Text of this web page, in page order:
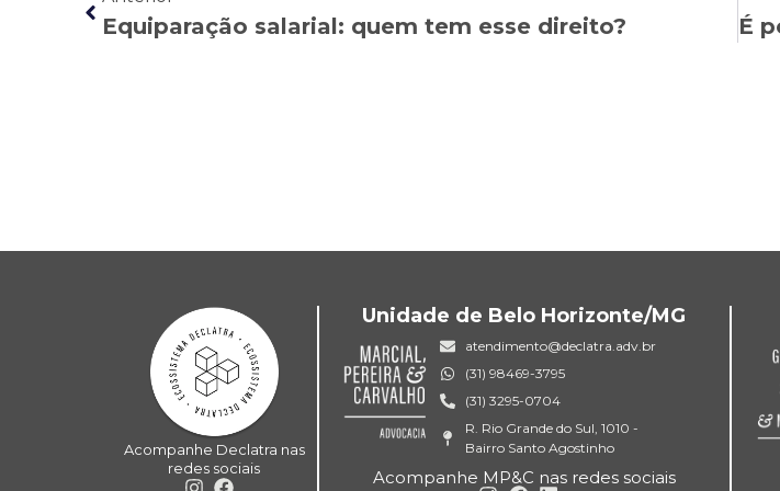
Equiparação salarial: quem tem esse direito?
Acompanhe Declatra nas
redes sociais
Unidade de Belo Horizonte/MG
atendimento@declatra.adv.br
(31) 98469-3795
(31) 3295-0704
R. Rio Grande do Sul, 1010 -
Bairro Santo Agostinho
Acompanhe MP&C nas redes sociais